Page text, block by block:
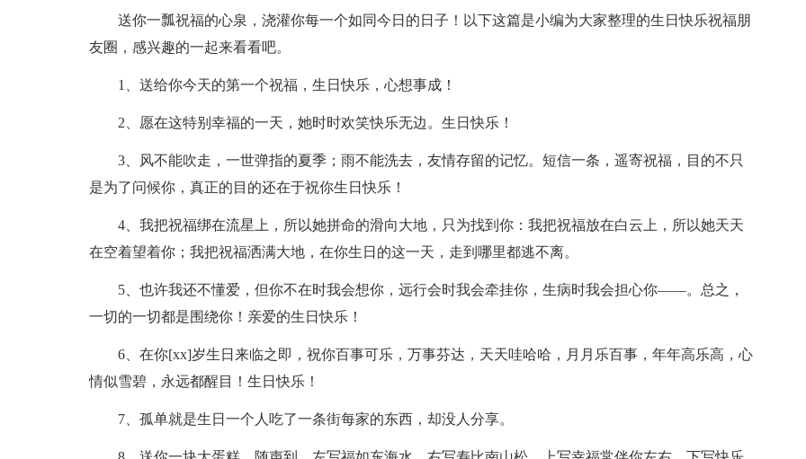
送你一瓢祝福的心泉，浇灌你每一个如同今日的日子！以下这篇是小编为大家整理的生日快乐祝福朋
友圈，感兴趣的一起来看看吧。
1、送给你今天的第一个祝福，生日快乐，心想事成！
2、愿在这特别幸福的一天，她时时欢笑快乐无边。生日快乐！
3、风不能吹走，一世弹指的夏季；雨不能洗去，友情存留的记忆。短信一条，遥寄祝福，目的不只
是为了问候你，真正的目的还在于祝你生日快乐！
4、我把祝福绑在流星上，所以她拼命的滑向大地，只为找到你：我把祝福放在白云上，所以她天天
在空着望着你；我把祝福洒满大地，在你生日的这一天，走到哪里都逃不离。
5、也许我还不懂爱，但你不在时我会想你，远行会时我会牵挂你，生病时我会担心你——。总之，
一切的一切都是围绕你！亲爱的生日快乐！
6、在你[xx]岁生日来临之即，祝你百事可乐，万事芬达，天天哇哈哈，月月乐百事，年年高乐高，心
情似雪碧，永远都醒目！生日快乐！
7、孤单就是生日一个人吃了一条街每家的东西，却没人分享。